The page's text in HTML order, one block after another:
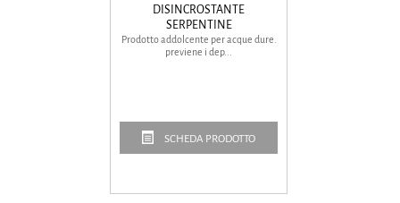
DISINCROSTANTE
SERPENTINE
Prodotto addolcente per acque dure.
previene i dep...
SCHEDA PRODOTTO